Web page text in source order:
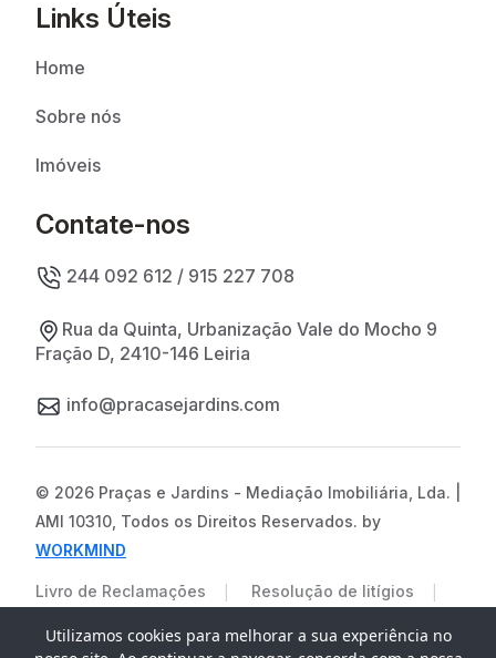
Links Úteis
Home
Sobre nós
Imóveis
Contate-nos
244 092 612 / 915 227 708
Rua da Quinta, Urbanização Vale do Mocho 9
Fração D, 2410-146 Leiria
info@pracasejardins.com
© 2026 Praças e Jardins - Mediação Imobiliária, Lda. |
AMI 10310, Todos os Direitos Reservados. by
WORKMIND
Livro de Reclamações | Resolução de litígios |
Políticas de Privicade | Termos e Condições
Utilizamos cookies para melhorar a sua experiência no